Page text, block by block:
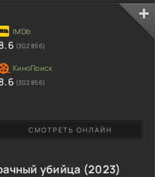
помогал блогеру, наступил на
угрозой, а телефон
не пострадал, но надеяться на
решил, что трагедия – отличный
убийца (2023)
СМОТРЕТЬ ОНЛАЙН
(302 856)
(302 856)